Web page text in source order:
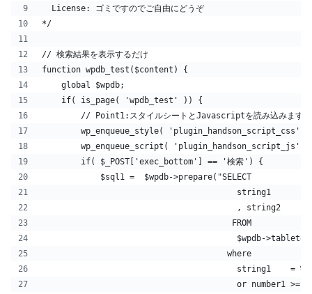
  License: ゴミですのでご自由にどうぞ
*/
// 検索結果を表示するだけ
function wpdb_test($content) {
    global $wpdb;
    if( is_page( 'wpdb_test' )) {
        // Point1:スタイルシートとJavascriptを読み込みます。
wp_enqueue_style(
wp_enqueue_script(
        if( $_POST['exec_bottom'] == '検索') {
            $sql1 =  $wpdb->prepare("SELECT
                                        string1
                                        , string2
                                       FROM
$wpdb-
                                      where
                                        string1    = %s
or number1 >=